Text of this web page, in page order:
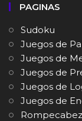
PAGINAS
Sudoku
Juegos de
Juegos de
Juegos de
Juegos de
Juegos de